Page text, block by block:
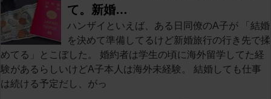
て。新婚…
ハンザイといえば、ある日同僚のA子が 「結婚
を決めて準備してるけど新婚旅行の行き先で揉
めてる」とこぼした。 婚約者は学生の頃に海外留学してた経
験があるらしいけどA子本人は海外未経験。 結婚しても仕事
は続ける予定だし、がっ